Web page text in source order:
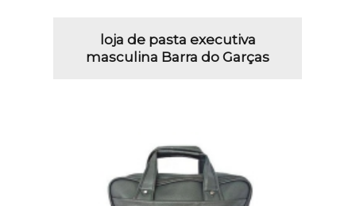
loja de pasta executiva
masculina Barra do Garças